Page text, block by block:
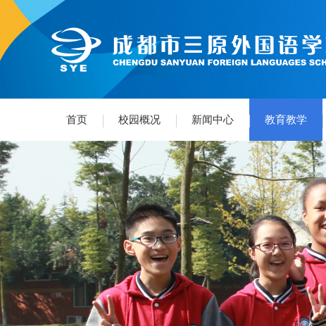
首页 校园概况 新闻中心 教育教学